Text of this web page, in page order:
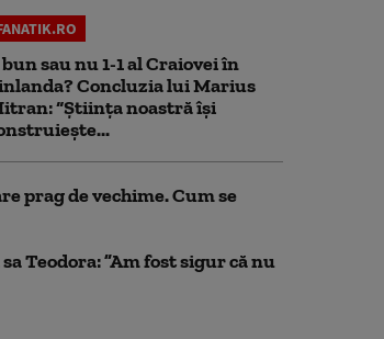
bun sau nu 1-1 al Craiovei în
Concluzia lui Marius
“Știința noastră își
prag de vechime. Cum se
Teodora: ”Am fost sigur că nu